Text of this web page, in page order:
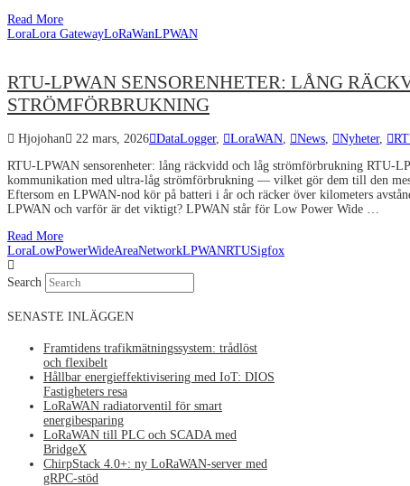
Read More
LoraLora GatewayLoRaWanLPWAN
RTU-LPWAN SENSORENHETER: LÅNG
STRÖMFÖRBRUKNING
Hjojohan 22 mars, 2026 DataLogger, LoraWAN, News, Nyheter,
RTU-LPWAN sensorenheter: lång räckvidd och låg strömförbrukning RTU-
kommunikation med ultra-låg strömförbrukning — vilket gör dem till den
Eftersom en LPWAN-nod kör på batteri i år och räcker över kilometers
LPWAN och varför är det viktigt? LPWAN står för Low Power Wide …
Read More
LoraLowPowerWideAreaNetworkLPWANRTUSigfox
Search
SENASTE INLÄGGEN
Framtidens trafikmätningssystem: trådlöst
och flexibelt
Hållbar energieffektivisering med IoT: DIOS
Fastigheters resa
LoRaWAN radiatorventil för smart
energibesparing
LoRaWAN till PLC och SCADA med
BridgeX
ChirpStack 4.0+: ny LoRaWAN-server med
gRPC-stöd